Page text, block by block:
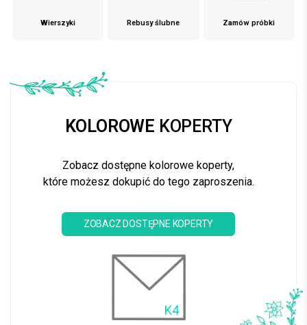
Wierszyki Rebusy ślubne Zamów próbki
KOLOROWE KOPERTY
Zobacz dostępne kolorowe koperty,
które możesz dokupić do tego zaproszenia.
ZOBACZ DOSTĘPNE KOPERTY